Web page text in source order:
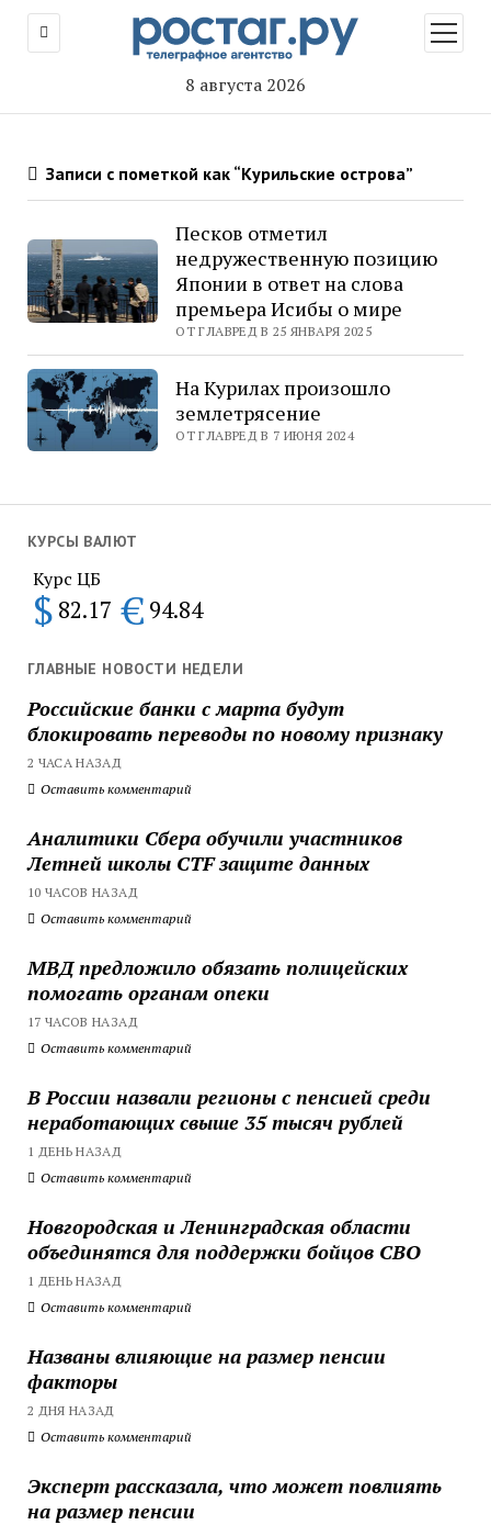
8 августа 2026
меню
КУРСЫ ВАЛЮТ
Курс ЦБ
$ 82.17 € 94.84
ГЛАВНЫЕ НОВОСТИ НЕДЕЛИ
Российские банки с марта будут
блокировать переводы по новому признаку
2 ЧАСА НАЗАД
Оставить комментарий
Аналитики Сбера обучили участников
Летней школы CTF защите данных
10 ЧАСОВ НАЗАД
Оставить комментарий
МВД предложило обязать полицейских
помогать органам опеки
17 ЧАСОВ НАЗАД
Оставить комментарий
В России назвали регионы с пенсией среди
неработающих свыше 35 тысяч рублей
1 ДЕНЬ НАЗАД
Оставить комментарий
Новгородская и Ленинградская области
объединятся для поддержки бойцов СВО
1 ДЕНЬ НАЗАД
Оставить комментарий
Названы влияющие на размер пенсии
факторы
2 ДНЯ НАЗАД
Оставить комментарий
Эксперт рассказала, что может повлиять
на размер пенсии
Записи с пометкой как “Курильские острова”
Песков отметил
недружественную позицию
Японии в ответ на слова
премьера Исибы о мире
ОТ ГЛАВРЕД В 25 ЯНВАРЯ 2025
На Курилах произошло
землетрясение
ОТ ГЛАВРЕД В 7 ИЮНЯ 2024